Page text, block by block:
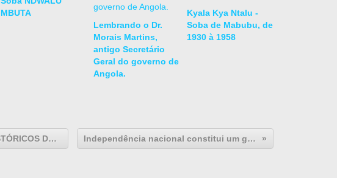
MBUTA
Lembrando o Dr.
Morais Martins,
antigo Secretário
Geral do governo de
Angola.
Kyala Kya Ntalu -
Soba de Mabubu, de
1930 à 1958
FRAGMENTOS HISTÓRICOS DA DAMBA 32. Independência nacional constitui um ganho singular.